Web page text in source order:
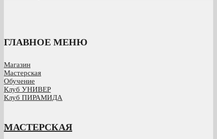
ГЛАВНОЕ МЕНЮ
Магазин
Мастерская
Обучение
Клуб УНИВЕР
Клуб ПИРАМИДА
МАСТЕРСКАЯ